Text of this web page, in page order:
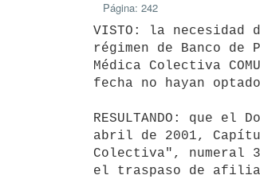
Página: 242
VISTO: la
régimen de Banco
Médica Colectiva
fecha no hayan
RESULTANDO: que
abril de 2001,
Colectiva", numeral
el traspaso de